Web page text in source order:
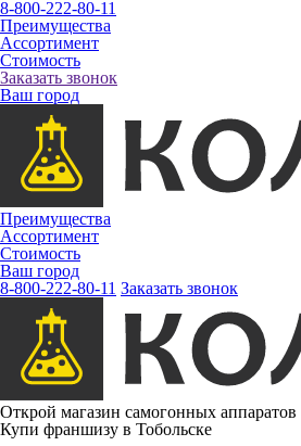
8-800-222-80-11
Преимущества
Ассортимент
Стоимость
Заказать звонок
Ваш город
Преимущества
Ассортимент
Стоимость
Ваш город
8-800-222-80-11 Заказать звонок
Открой магазин самогонных аппаратов
Купи франшизу в Тобольске